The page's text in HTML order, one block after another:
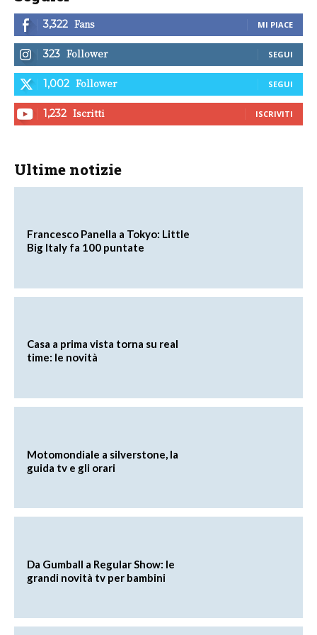
3,322 Fans MI PIACE
323 Follower SEGUI
1,002 Follower SEGUI
1,232 Iscritti ISCRIVITI
Ultime notizie
Francesco Panella a Tokyo: Little
Big Italy fa 100 puntate
Casa a prima vista torna su real
time: le novità
Motomondiale a silverstone, la
guida tv e gli orari
Da Gumball a Regular Show: le
grandi novità tv per bambini